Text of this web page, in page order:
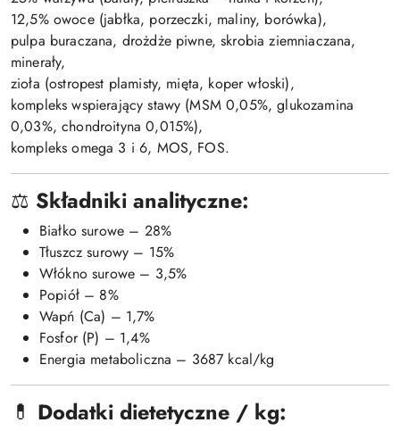
12,5% owoce (jabłka, porzeczki, maliny, borówka),
pulpa buraczana, drożdże piwne, skrobia ziemniaczana,
minerały,
zioła (ostropest plamisty, mięta, koper włoski),
kompleks wspierający stawy (MSM 0,05%, glukozamina
0,03%, chondroityna 0,015%),
kompleks omega 3 i 6, MOS, FOS.
⚖️ Składniki analityczne:
Białko surowe – 28%
Tłuszcz surowy – 15%
Włókno surowe – 3,5%
Popiół – 8%
Wapń (Ca) – 1,7%
Fosfor (P) – 1,4%
Energia metaboliczna – 3687 kcal/kg
💊 Dodatki dietetyczne / kg: